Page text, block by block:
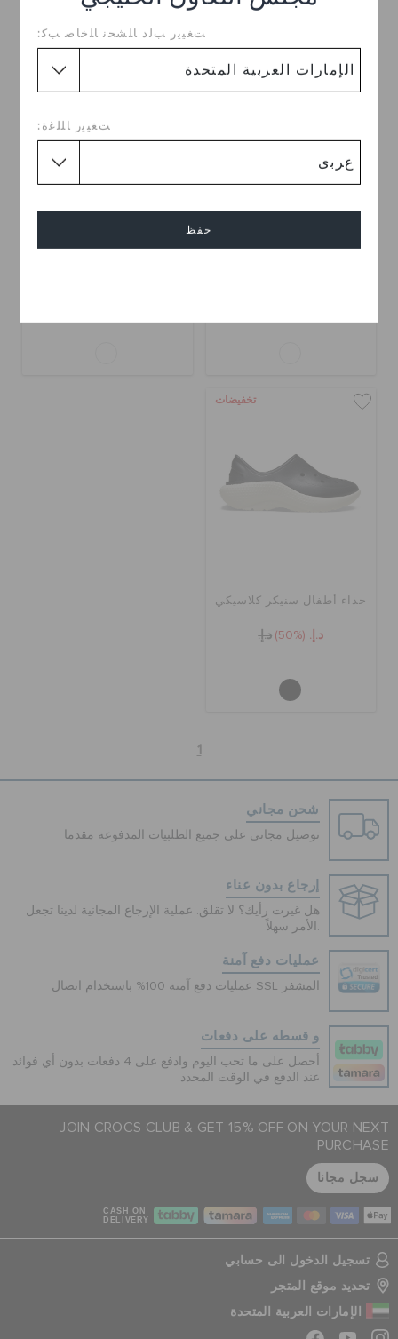
ﺖﻐﻴﻳﺭ ﺐﻟﺩ ﺎﻠﺸﺤﻧ ﺎﻠﺧﺎﺻ ﺐﻛ:
ﺖﻐﻴﻳﺭ ﺎﻠﻠﻏﺓ:
حفظ
تخفيضات
تخفيضات
حذاء أطفال سنيكر كلاسيكي
د.إ. (50%) د.إ.
1
شحن مجاني
توصيل مجاني على جميع الطلبيات المدفوعة مقدما
إرجاع بدون عناء
هل غيرت رأيك؟ لا تقلق. عملية الإرجاع المجانية لدينا تجعل
عمليات دفع آمنة
عمليات دفع آمنة 100% باستخدام اتصال SSL المشفر
و قسطه على دفعات
أحصل على ما تحب اليوم وادفع على 4 دفعات بدون أي فوائد
عند الدفع في الوقت المحدد
JOIN CROCS CLUB & GET 15% OFF ON YOUR NEXT
PURCHASE
سجل مجانا
CASH ON
DELIVERY
تسجيل الدخول الى حسابي
تحديد موقع المتجر
الإمارات العربية المتحدة